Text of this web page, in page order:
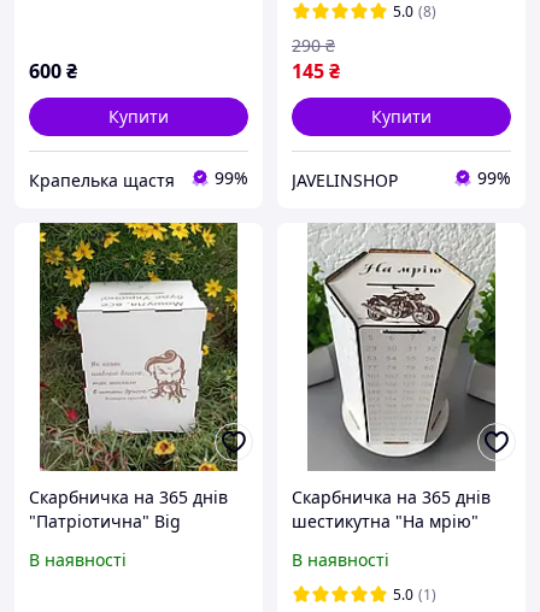
600₴
Купити
Крапелька щастя 99%
5.0 (8)
145₴
290 ₴
Купити
JAVELINSHOP 99%
Скарбничка на 365 днів
"Патріотична" Big
В наявності
Скарбничка на 365 днів
шестикутна "На мрію"
В наявності
5.0 (1)